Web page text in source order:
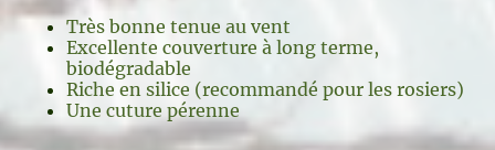
Très bonne tenue au vent
Excellente couverture à long terme,
biodégradable
Riche en silice (recommandé pour les rosiers)
Une cuture pérenne